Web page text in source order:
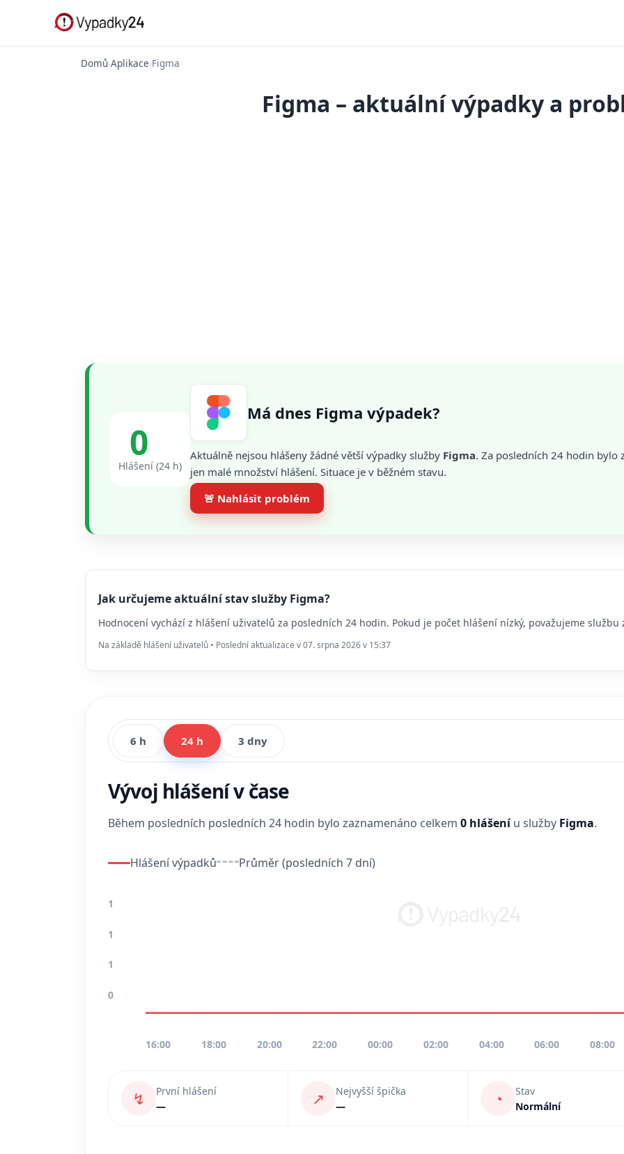
Domů›Aplikace›Figma
Figma – aktuální výpadky a
0
Hlášení (24 h)
Má dnes Figma výpadek?
Aktuálně nejsou hlášeny žádné větší výpadky služby Figma. Za posledních 24 hodin bylo
jen malé množství hlášení. Situace je v běžném stavu.
🚨 Nahlásit problém
Jak určujeme aktuální stav služby Figma?
Hodnocení vychází z hlášení uživatelů za posledních 24 hodin. Pokud je počet hlášení nízký, považujeme službu
Na základě hlášení uživatelů • Poslední aktualizace v 07. srpna 2026 v 15:37
6 h 24 h 3 dny
Vývoj hlášení v čase
Během posledních posledních 24 hodin bylo zaznamenáno celkem 0 hlášeníu služby Figma.
Hlášení výpadků Průměr (posledních 7 dní)
1
1
1
0
16:00 18:00 20:00 22:00 00:00 02:00 04:00 06:00 08:00
↯
První hlášení
—
↗
Nejvyšší špička
—
◔
Stav
Normální